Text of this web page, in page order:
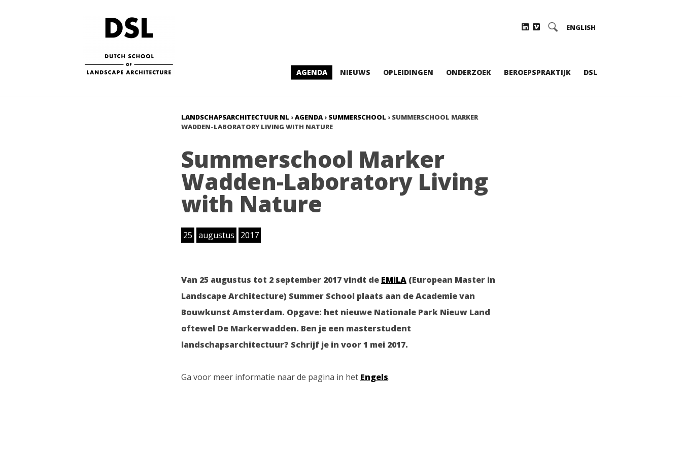
ENGLISH
AGENDA NIEUWS OPLEIDINGEN ONDERZOEK BEROEPSPRAKTIJK DSL
LANDSCHAPSARCHITECTUUR NL ›AGENDA› SUMMERSCHOOL › SUMMERSCHOOL MARKER
WADDEN-LABORATORY LIVING WITH NATURE
Summerschool Marker
Wadden-Laboratory Living
with Nature
25 augustus 2017
Van 25 augustus tot 2 september 2017 vindt de EMiLA (European Master in
Landscape Architecture) Summer School plaats aan de Academie van
Bouwkunst Amsterdam. Opgave: het nieuwe Nationale Park Nieuw Land
oftewel De Markerwadden. Ben je een masterstudent
landschapsarchitectuur? Schrijf je in voor 1 mei 2017.
Ga voor meer informatie naar de pagina in het Engels.